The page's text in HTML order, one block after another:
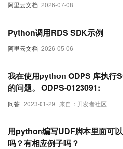
阿里云文档 2026-07-08
阿里云文档 2026-05-06
Python调用RDS SDK示例
问答 2023-01-29 来自：开发者社区
我在使用python ODPS 库执行
的问题。 ODPS-0123091:
用python编写UDF脚本里面可
吗？有相应例子吗？